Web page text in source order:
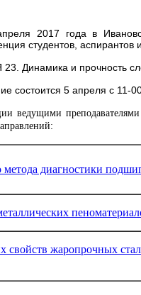
2017 года
в
студентов, аспирантов
Динамика и прочность
состоится 5 апреля с 11-
ведущими
метода диагностики
свойств жаропрочных